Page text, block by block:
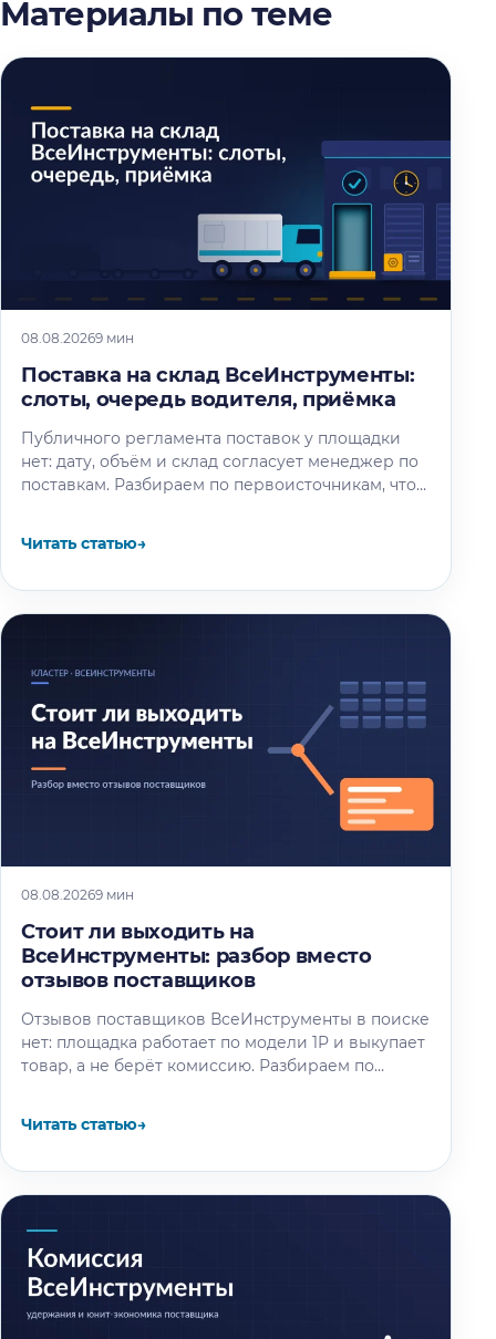
Материалы по теме
08.08.20269 мин
Поставка на склад ВсеИнструменты:
слоты, очередь водителя, приёмка
Публичного регламента поставок у площадки
нет: дату, объём и склад согласует менеджер по
поставкам. Разбираем по первоисточникам, что
Читать статью→
08.08.20269 мин
Стоит ли выходить на
ВсеИнструменты: разбор вместо
отзывов поставщиков
Отзывов поставщиков ВсеИнструменты в поиске
нет: площадка работает по модели 1P и выкупает
товар, а не берёт комиссию. Разбираем по
Читать статью→